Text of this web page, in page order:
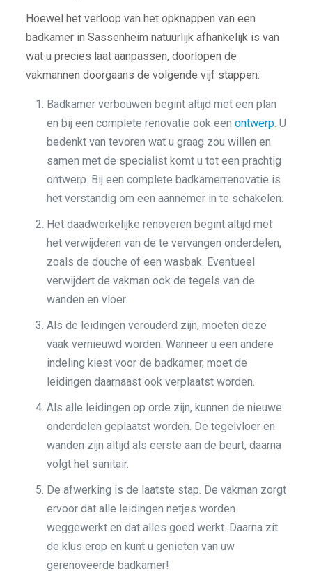
Hoewel het verloop van het opknappen van een
badkamer in Sassenheim natuurlijk afhankelijk is van
wat u precies laat aanpassen, doorlopen de
vakmannen doorgaans de volgende vijf stappen:
Badkamer verbouwen begint altijd met een plan
en bij een complete renovatie ook een ontwerp. U
bedenkt van tevoren wat u graag zou willen en
samen met de specialist komt u tot een prachtig
ontwerp. Bij een complete badkamerrenovatie is
het verstandig om een aannemer in te schakelen.
Het daadwerkelijke renoveren begint altijd met
het verwijderen van de te vervangen onderdelen,
zoals de douche of een wasbak. Eventueel
verwijdert de vakman ook de tegels van de
wanden en vloer.
Als de leidingen verouderd zijn, moeten deze
vaak vernieuwd worden. Wanneer u een andere
indeling kiest voor de badkamer, moet de
leidingen daarnaast ook verplaatst worden.
Als alle leidingen op orde zijn, kunnen de nieuwe
onderdelen geplaatst worden. De tegelvloer en
wanden zijn altijd als eerste aan de beurt, daarna
volgt het sanitair.
De afwerking is de laatste stap. De vakman zorgt
ervoor dat alle leidingen netjes worden
weggewerkt en dat alles goed werkt. Daarna zit
de klus erop en kunt u genieten van uw
gerenoveerde badkamer!